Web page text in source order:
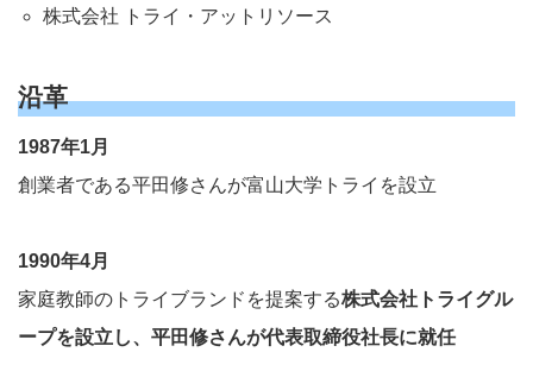
株式会社 トライ・アットリソース
沿革
1987年1月
創業者である平田修さんが富山大学トライを設立
1990年4月
家庭教師のトライブランドを提案する株式会社トライグル
ープを設立し、平田修さんが代表取締役社長に就任